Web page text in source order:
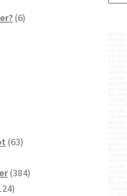
66
6363
384384
124